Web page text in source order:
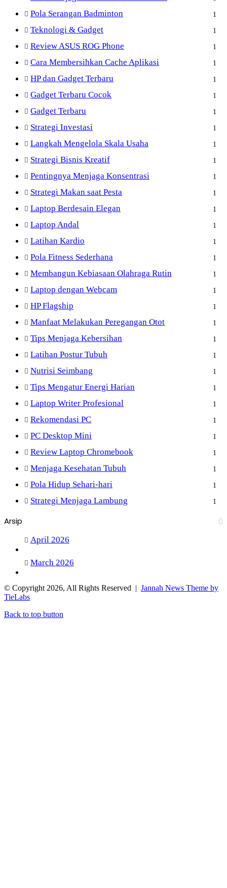
Pola Serangan Badminton 1
Teknologi & Gadget 1
Review ASUS ROG Phone 1
Cara Membersihkan Cache Aplikasi 1
HP dan Gadget Terbaru 1
Gadget Terbaru Cocok 1
Gadget Terbaru 1
Strategi Investasi 1
Langkah Mengelola Skala Usaha 1
Strategi Bisnis Kreatif 1
Pentingnya Menjaga Konsentrasi 1
Strategi Makan saat Pesta 1
Laptop Berdesain Elegan 1
Laptop Andal 1
Latihan Kardio 1
Pola Fitness Sederhana 1
Membangun Kebiasaan Olahraga Rutin 1
Laptop dengan Webcam 1
HP Flagship 1
Manfaat Melakukan Peregangan Otot 1
Tips Menjaga Kebersihan 1
Latihan Postur Tubuh 1
Nutrisi Seimbang 1
Tips Mengatur Energi Harian 1
Laptop Writer Profesional 1
Rekomendasi PC 1
PC Desktop Mini 1
Review Laptop Chromebook 1
Menjaga Kesehatan Tubuh 1
Pola Hidup Sehari-hari 1
Strategi Menjaga Lambung 1
Arsip
April 2026
March 2026
© Copyright 2026, All Rights Reserved | Jannah News Theme by
TieLabs
Back to top button